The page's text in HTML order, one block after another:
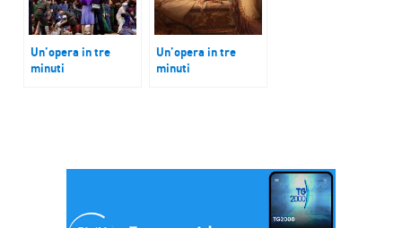
Un’opera in tre
minuti
Un’opera in tre
minuti